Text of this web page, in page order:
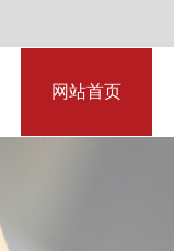
网站首页